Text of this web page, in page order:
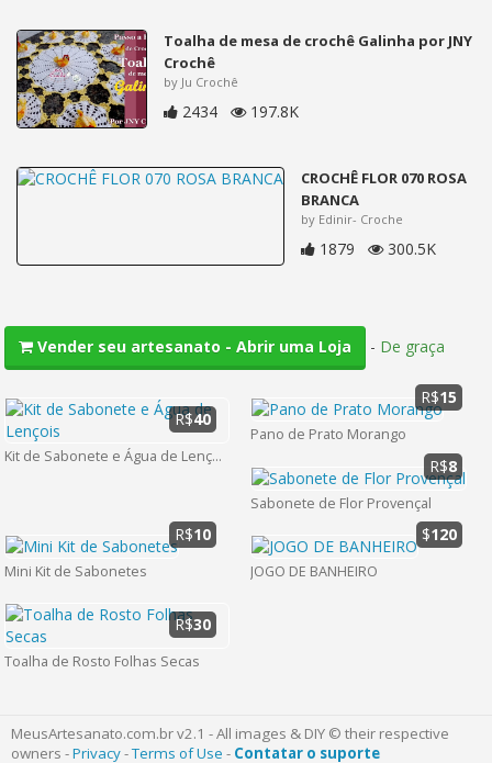
Toalha de mesa de crochê Galinha por JNY
Crochê
by Ju Crochê
2434 197.8K
CROCHÊ FLOR 070 ROSA
BRANCA
by Edinir- Croche
1879 300.5K
Vender seu artesanato - Abrir uma Loja - De graça
Kit de Sabonete e Água de Lençois
R$40
Pano de Prato Morango
R$15
Sabonete de Flor Provençal
R$8
Mini Kit de Sabonetes
R$10
JOGO DE BANHEIRO
$120
Toalha de Rosto Folhas Secas
R$30
MeusArtesanato.com.br v2.1 - All images & DIY © their respective
owners -Privacy-Terms of Use - Contatar o suporte